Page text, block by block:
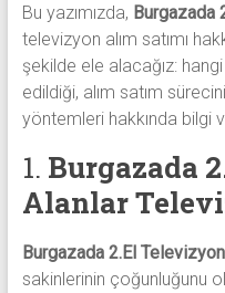
Bu yazımızda, Burgazada
televizyon alım satımı
şekilde ele alacağız:
edildiği, alım satım
yöntemleri hakkında bilgi
1. Burgazada
Alanlar
Burgazada 2.El
sakinlerinin çoğunluğunu